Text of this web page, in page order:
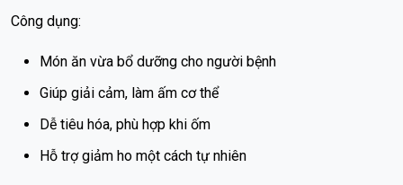
Công dụng:
Món ăn vừa bổ dưỡng cho người bệnh
Giúp giải cảm, làm ấm cơ thể
Dễ tiêu hóa, phù hợp khi ốm
Hỗ trợ giảm ho một cách tự nhiên